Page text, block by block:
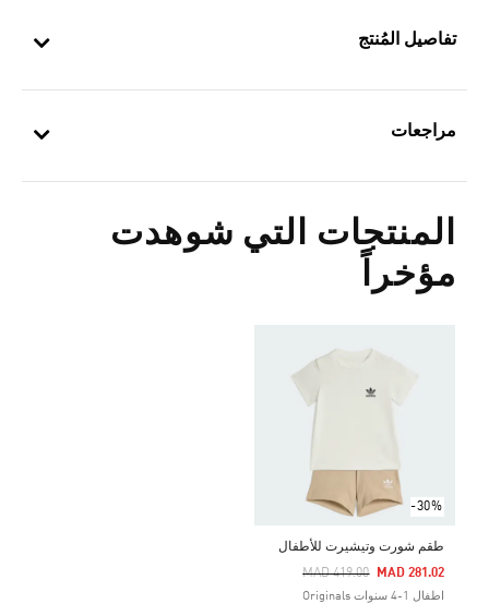
تفاصيل المُنتج
مراجعات
المنتجات التي شوهدت
مؤخراً
-30%
طقم شورت وتيشيرت للأطفال
Price Reduced From
MAD 419.00
To MAD 281.02
اطفال 1-4 سنوات Originals